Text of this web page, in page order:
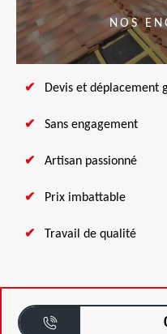
NOS
Devis et déplacement
Sans engagement
Artisan passionné
Prix imbattable
Travail de qualité